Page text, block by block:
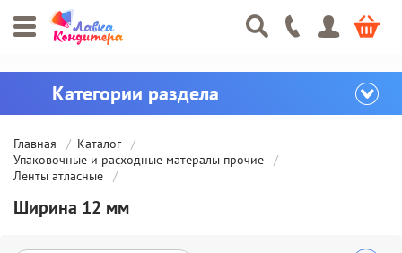
Главная
Каталог
Упаковочные и расходные матералы прочие
Ленты атласные
Ширина 12 мм